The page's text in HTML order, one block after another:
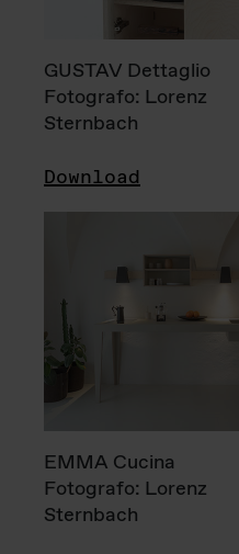
GUSTAV Dettaglio
Fotografo: Lorenz
Sternbach
Download
EMMA Cucina
Fotografo: Lorenz
Sternbach